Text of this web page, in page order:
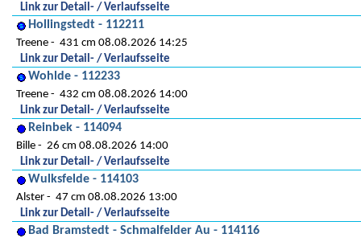
Link zur Detail- / Verlaufsseite
Hollingstedt - 112211
Treene
431 cm 08.08.2026 14:25
Link zur Detail- / Verlaufsseite
Wohlde - 112233
Treene
432 cm 08.08.2026 14:00
Link zur Detail- / Verlaufsseite
Reinbek - 114094
Bille
26 cm 08.08.2026 14:00
Link zur Detail- / Verlaufsseite
Wulksfelde - 114103
Alster
47 cm 08.08.2026 13:00
Link zur Detail- / Verlaufsseite
Bad Bramstedt - Schmalfelder Au - 114116